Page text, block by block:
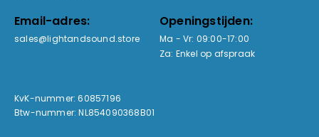
Email-adres:
sales@lightandsound.store
Openingstijden:
Ma - Vr: 09:00-17:00
Za: Enkel op afspraak
KvK-nummer: 60857196
Btw-nummer: NL854090368B01